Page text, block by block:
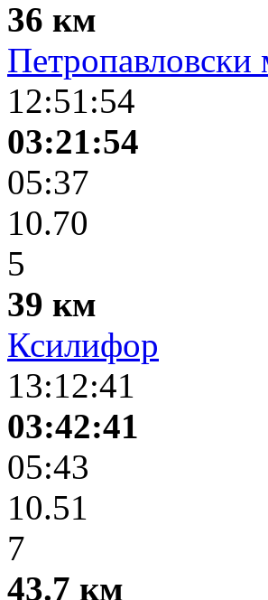
36 км
Петропавловски
12:51:54
03:21:54
05:37
10.70
5
39 км
Ксилифор
13:12:41
03:42:41
05:43
10.51
7
43.7 км